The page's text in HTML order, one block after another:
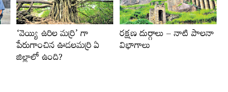
‘వెయ్యి ఉరిల మర్రి’ గా
పేరుగాంచిన ఊడలమర్రి ఏ
జిల్లాలో ఉంది?
రక్షణ దుర్గాలు – నాటి పాలనా
విభాగాలు